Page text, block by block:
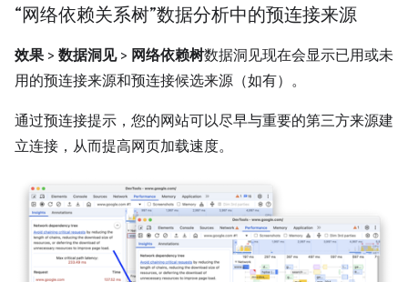
“网络依赖关系树”数据分析中的预连接来源
效果 > 数据洞见> 网络依赖树数据洞见现在会显示已用或未
用的预连接来源和预连接候选来源（如有）。
通过预连接提示，您的网站可以尽早与重要的第三方来源建
立连接，从而提高网页加载速度。